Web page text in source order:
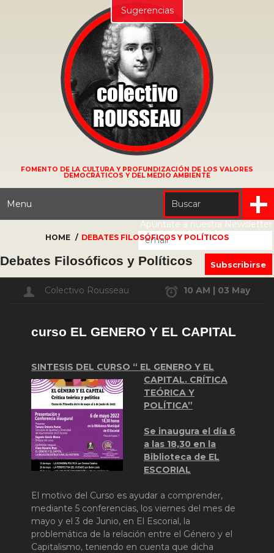
FOMENTO DE LA CULTURA Y PROFUNDIZACIÓN DE LOS VALORES
DEMOCRÁTICOS Y DEL MEDIO AMBIENTE
Menu
Apúntate a nuestra Newsletter
HOME DEBATES FILOSÓFICOS Y POLÍTICOS
Debates Filosóficos y Políticos
Colectivo Rousseau 10 AM | 03 May
curso EL GENERO Y EL CAPITAL
SINTESIS DEL CURSO “ EL GENERO Y EL
CAPITAL. CRÍTICA
TEÓRICA Y
POLÍTICA”
Se inaugura el día 6
a las 18,30 en la
Biblioteca de EL
ESCORIAL
El motivo del Curso es ayudar a comprender,
mediante 5 conferencias, los viernes del mes de
mayo y el 3 de Junio, en El Escorial, la
problemática de la relación entre el Género y el
Capitalismo, teniendo en cuenta que dicha
Sugerencias